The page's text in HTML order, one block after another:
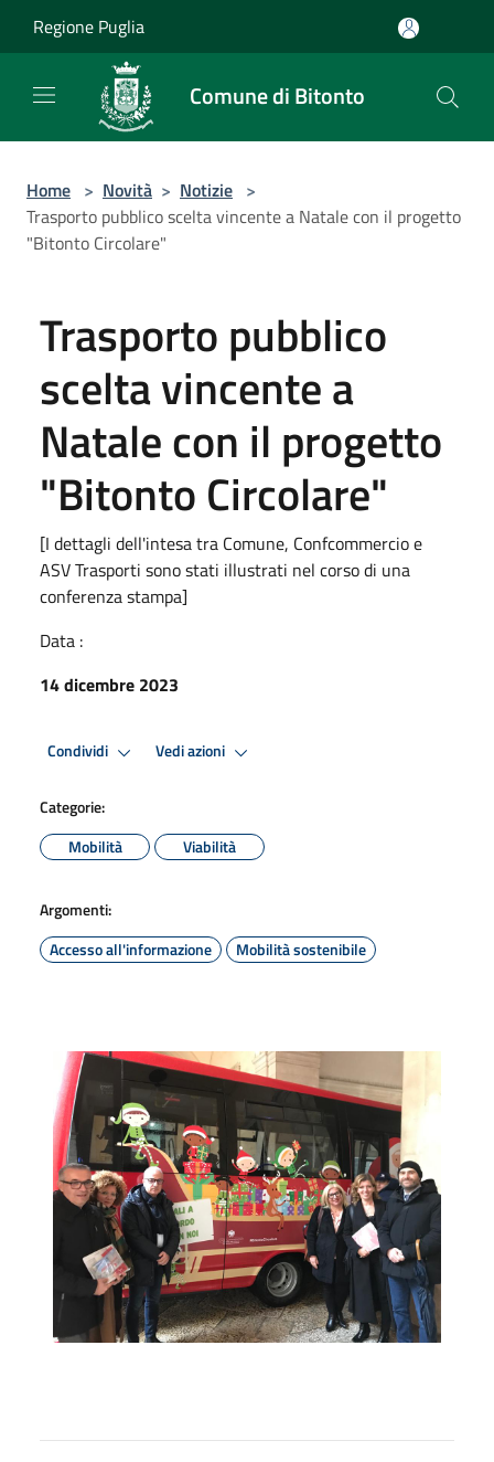
Regione Puglia
Comune di Bitonto
Home > Novità > Notizie >
Trasporto pubblico scelta vincente a Natale con il progetto
"Bitonto Circolare"
Trasporto pubblico
scelta vincente a
Natale con il progetto
"Bitonto Circolare"
[I dettagli dell'intesa tra Comune, Confcommercio e
ASV Trasporti sono stati illustrati nel corso di una
conferenza stampa]
Data :
14 dicembre 2023
Condividi Vedi azioni
Categorie:
Mobilità
Viabilità
Argomenti:
Accesso all'informazione
Mobilità sostenibile